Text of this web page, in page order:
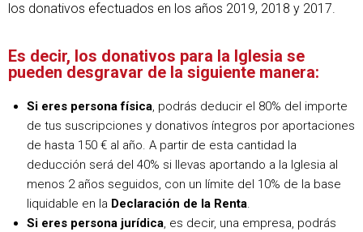
los donativos efectuados en los años 2019, 2018 y 2017.
Es decir, los donativos para la Iglesia se
pueden desgravar de la siguiente manera:
Si eres persona física, podrás deducir el 80% del importe
de tus suscripciones y donativos íntegros por aportaciones
de hasta 150 € al año. A partir de esta cantidad la
deducción será del 40% si llevas aportando a la Iglesia al
menos 2 años seguidos, con un límite del 10% de la base
liquidable en la Declaración de la Renta.
Si eres persona jurídica, es decir, una empresa, podrás